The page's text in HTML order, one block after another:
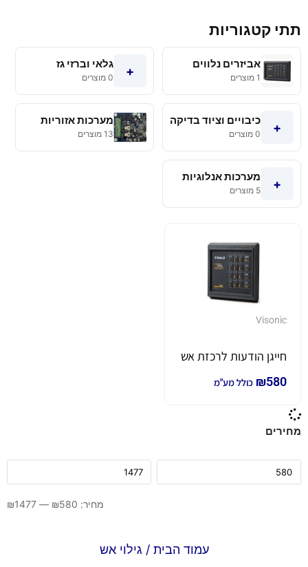
תתי קטגוריות
אביזרים נלווים
1 מוצרים + גלאי וברזי גז
0 מוצרים
+ כיבויים וציוד בדיקה
0 מוצרים
מערכות אזוריות
13 מוצרים
+ מערכות אנלוגיות
5 מוצרים
Visonic
חייגן הודעות לרכזת אש
₪580 כולל מע"מ
מחירים
מחיר: ₪580
—
₪1477
עמוד הבית / גילוי אש